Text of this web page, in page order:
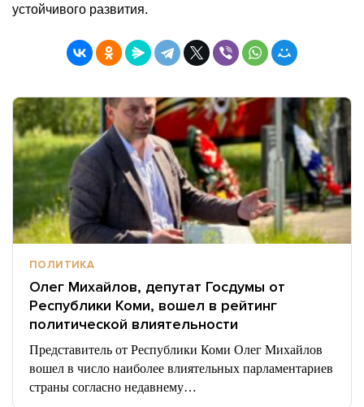
устойчивого развития.
ПОЛИТИКА
Олег Михайлов, депутат Госдумы от
Республики Коми, вошел в рейтинг
политической влиятельности
Представитель от Республики Коми Олег Михайлов
вошел в число наиболее влиятельных парламентариев
страны согласно недавнему…